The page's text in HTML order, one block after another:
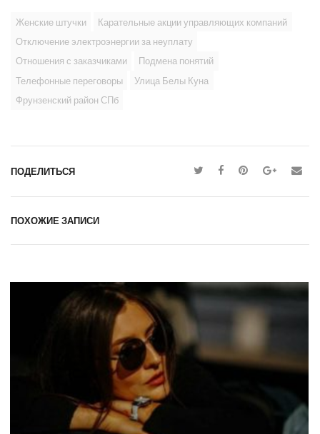
Женские штучки
Карательные акции управляющих компаний
Отключение электроэнергии за неуплату
Отношения с заказчиками
Подмена понятий
Телефонные переговоры
Улица Белы Куна
Фрунзенский район СПб
ПОДЕЛИТЬСЯ
ПОХОЖИЕ ЗАПИСИ